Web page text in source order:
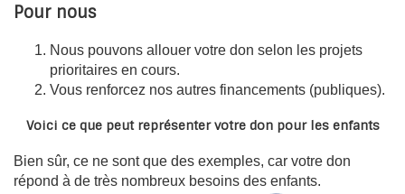
Pour nous
Nous pouvons allouer votre don selon les projets
prioritaires en cours.
Vous renforcez nos autres financements (publiques).
Voici ce que peut représenter votre don pour les enfants
Bien sûr, ce ne sont que des exemples, car votre don
répond à de très nombreux besoins des enfants.